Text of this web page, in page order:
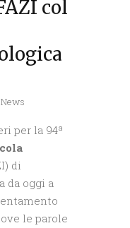
col
News
per la 94ª
di
da oggi a
le parole